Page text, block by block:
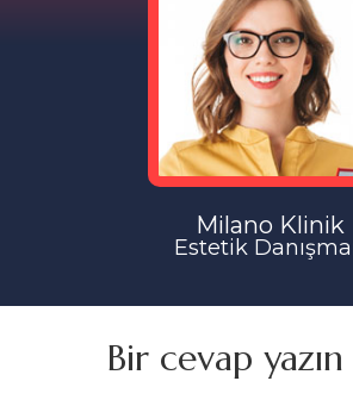
Milano Klinik
Estetik
Bir cevap yazın